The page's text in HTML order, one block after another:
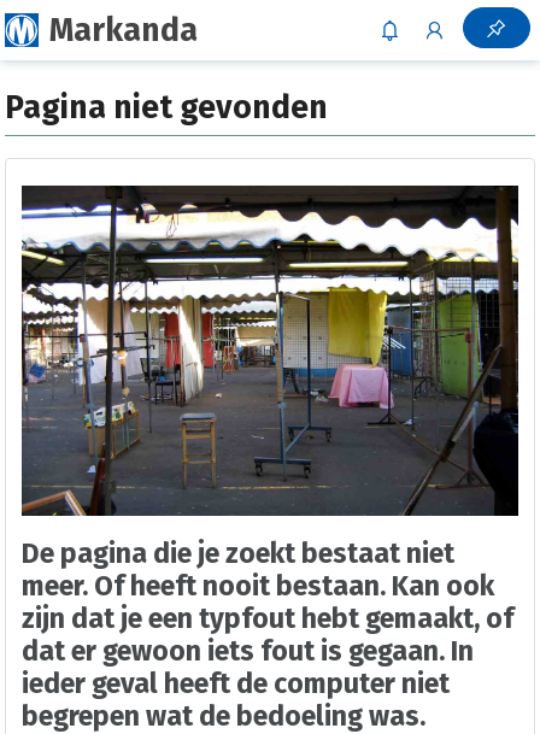
Markanda
Pagina niet gevonden
De pagina die je zoekt bestaat niet
meer. Of heeft nooit bestaan. Kan ook
zijn dat je een typfout hebt gemaakt, of
dat er gewoon iets fout is gegaan. In
ieder geval heeft de computer niet
begrepen wat de bedoeling was.